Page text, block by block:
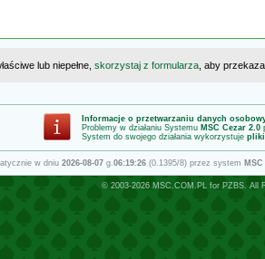
lub niepełne, skorzystaj z formularza , aby
Informacje o przetwarzaniu danych
Problemy w działaniu Systemu MSC Cezar 2.0
System do swojego działania wykorzystuje pliki
w dniu 2026-08-07 g.06:19:26 (0.1395/8) przez system
© 2003-2026 MSC.COM.PLfor PZBS. All